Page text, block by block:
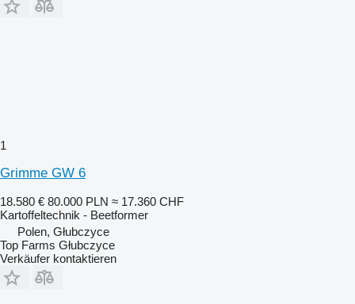
1
Grimme GW 6
18.580 € 80.000 PLN ≈ 17.360 CHF
Kartoffeltechnik - Beetformer
Polen, Głubczyce
Top Farms Głubczyce
Verkäufer kontaktieren